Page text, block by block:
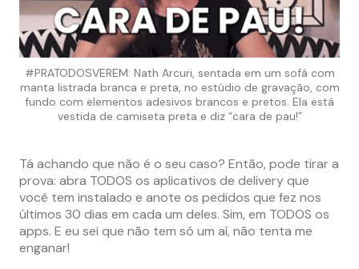
#PRATODOSVEREM: Nath Arcuri, sentada em um sofá com
manta listrada branca e preta, no estúdio de gravação, com
fundo com elementos adesivos brancos e pretos. Ela está
vestida de camiseta preta e diz “cara de pau!”
Tá achando que não é o seu caso? Então, pode tirar a
prova: abra TODOS os aplicativos de delivery que
você tem instalado e anote os pedidos que fez nos
últimos 30 dias em cada um deles. Sim, em TODOS os
apps. E eu sei que não tem só um aí, não tenta me
enganar!